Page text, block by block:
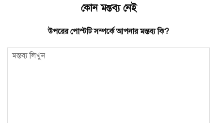
কোন মন্তব্য নেই
উপরের পোস্টটি সম্পর্কে আপনার মন্তব্য কি?